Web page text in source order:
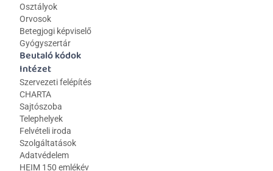
Osztályok
Orvosok
Betegjogi képviselő
Gyógyszertár
Beutaló kódok
Intézet
Szervezeti felépítés
CHARTA
Sajtószoba
Telephelyek
Felvételi iroda
Szolgáltatások
Adatvédelem
HEIM 150 emlékév